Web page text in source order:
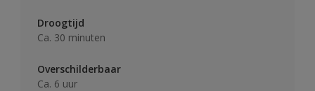
Droogtijd
Ca. 30 minuten
Overschilderbaar
Ca. 6 uur